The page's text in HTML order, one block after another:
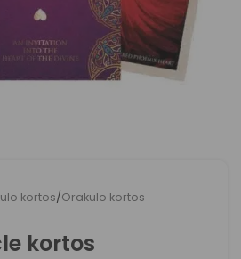
kortos/Orakulo kortos
kortos